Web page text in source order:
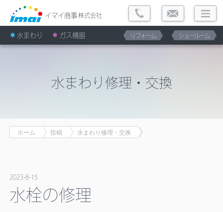
イマイ商事株式会社
水まわり ガス機器 リフォーム ショールーム
水まわり修理・交換
ホーム 投稿 水まわり修理・交換
2023-8-15
水栓の修理